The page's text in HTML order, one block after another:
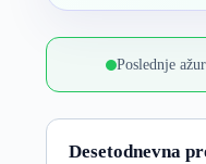
Poslednje
Desetodnevna